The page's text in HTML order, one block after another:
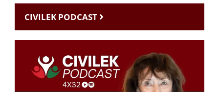
CIVILEK PODCAST